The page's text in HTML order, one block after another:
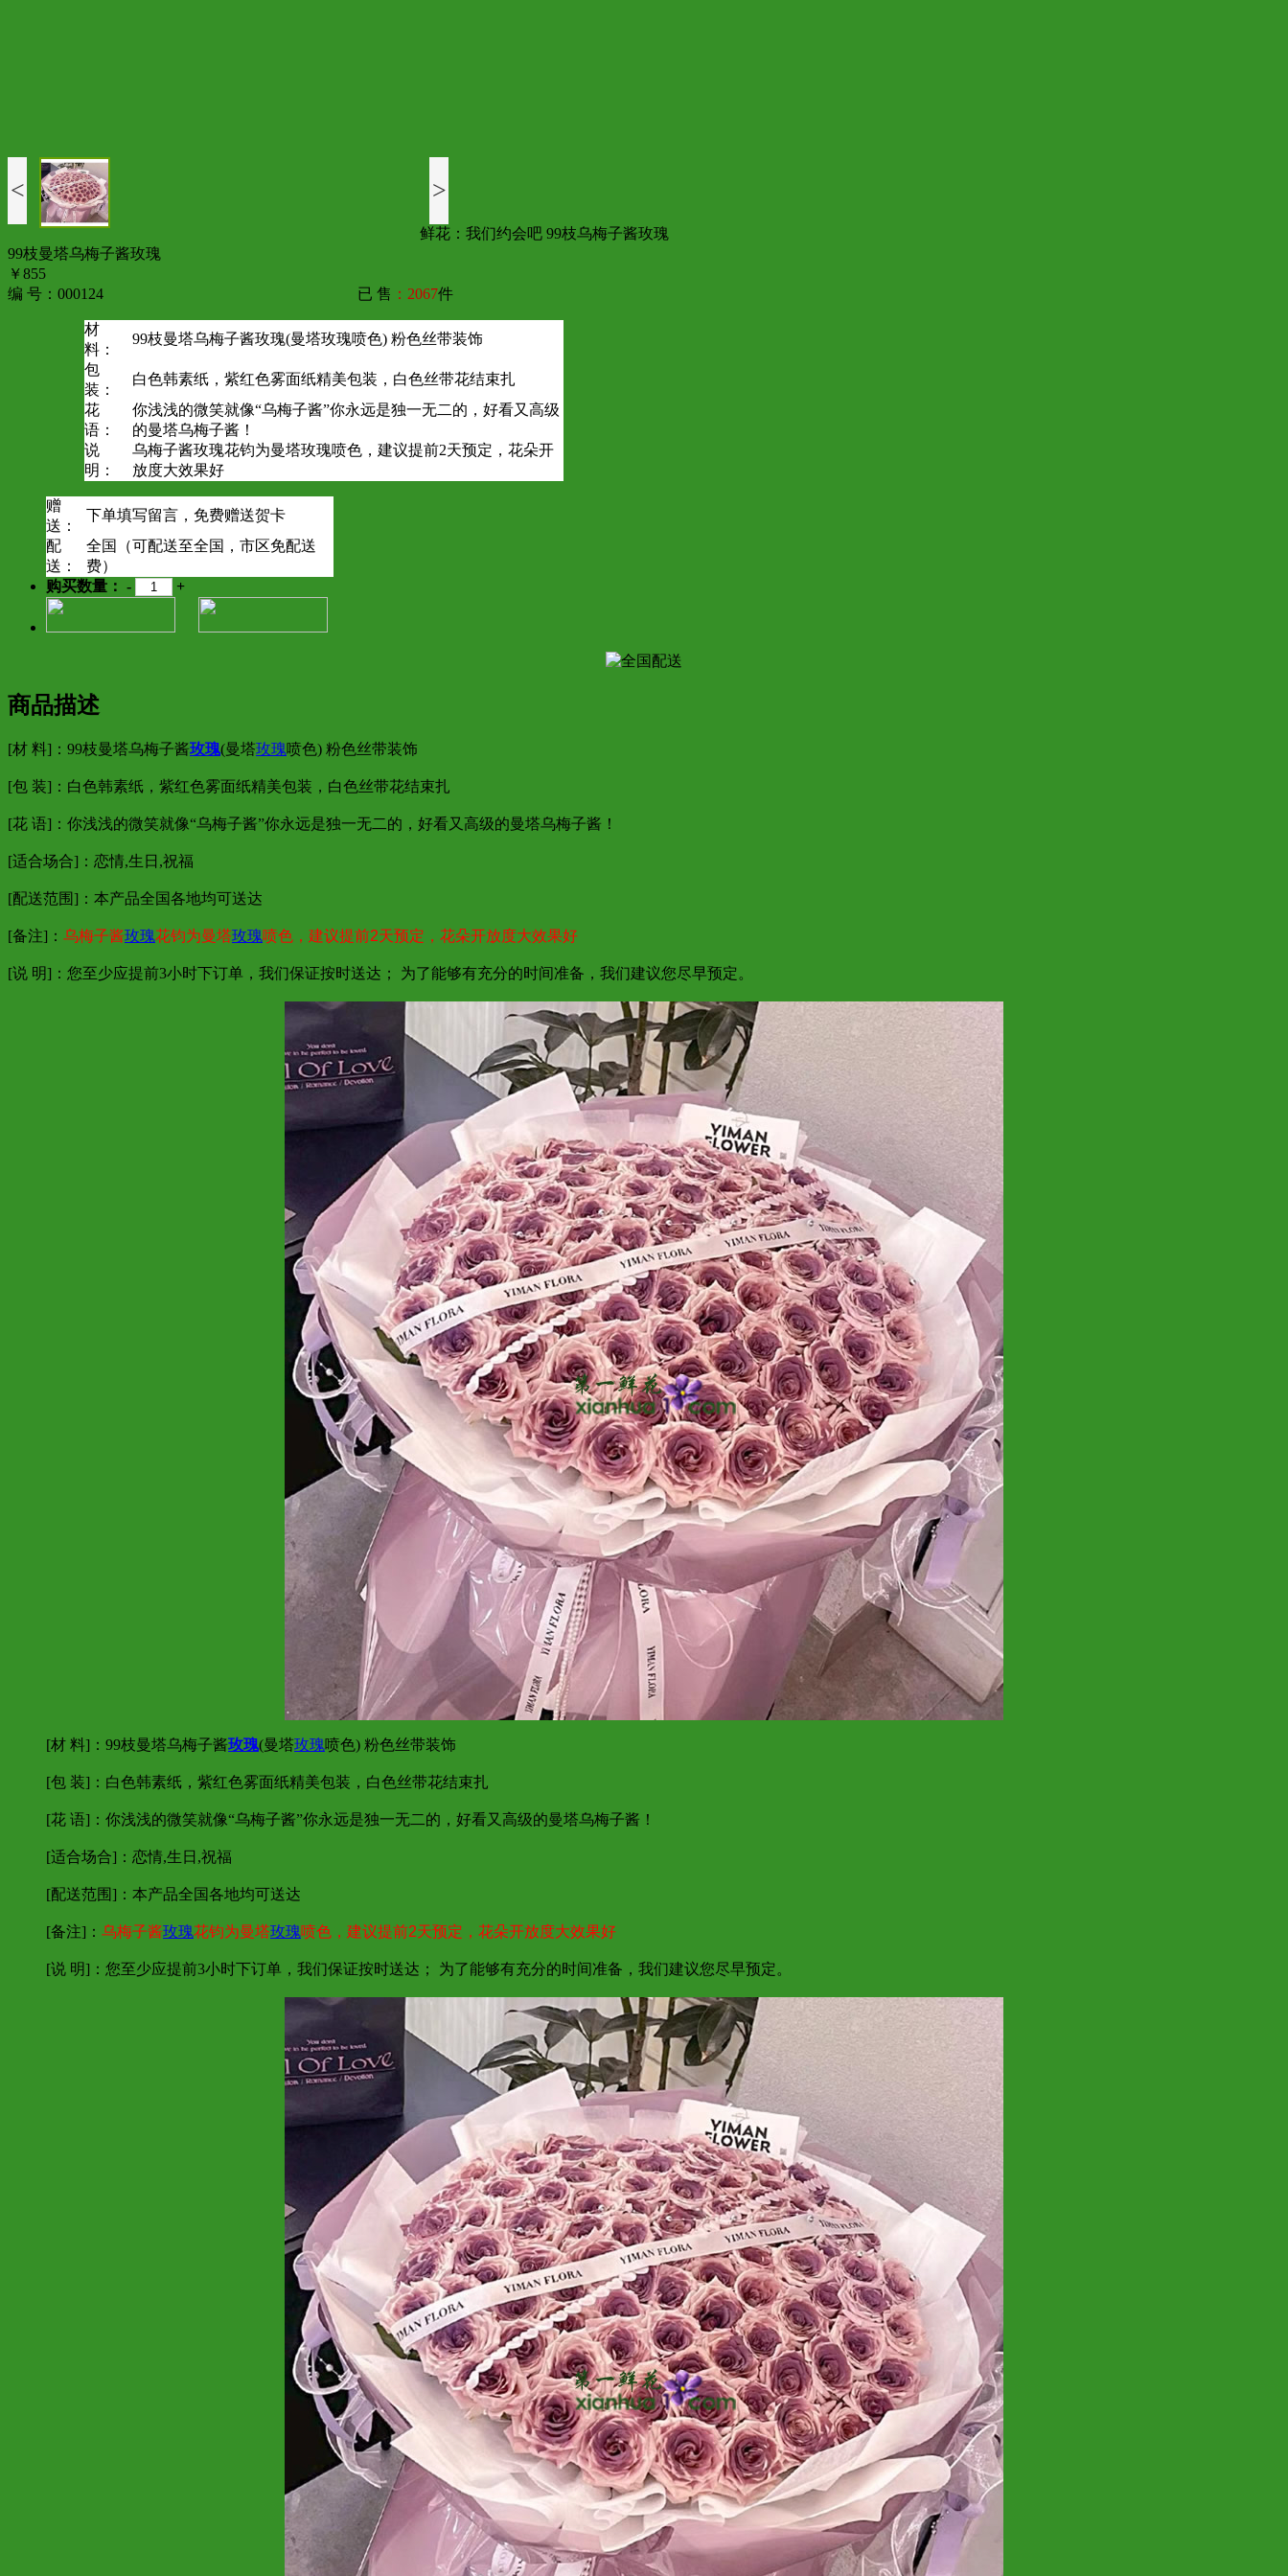
< >
鲜花：我们约会吧 99枝乌梅子酱玫瑰
99枝曼塔乌梅子酱玫瑰
￥855
编 号：000124
已 售 ：2067件
材
料：
99枝曼塔乌梅子酱玫瑰(曼塔玫瑰喷色) 粉色丝带装饰
包
装：
白色韩素纸，紫红色雾面纸精美包装，白色丝带花结束扎
花
语：
你浅浅的微笑就像“乌梅子酱”你永远是独一无二的，好看又高级
的曼塔乌梅子酱！
说
明：
乌梅子酱玫瑰花钧为曼塔玫瑰喷色，建议提前2天预定，花朵开
放度大效果好
赠
送：
下单填写留言，免费赠送贺卡
配
送：
全国（可配送至全国，市区免配送
费）
购买数量： - +
商品描述
[材 料]：99枝曼塔乌梅子酱玫瑰(曼塔玫瑰喷色) 粉色丝带装饰
[包 装]：白色韩素纸，紫红色雾面纸精美包装，白色丝带花结束扎
[花 语]：你浅浅的微笑就像“乌梅子酱”你永远是独一无二的，好看又高级的曼塔乌梅子酱！
[适合场合]：恋情,生日,祝福
[配送范围]：本产品全国各地均可送达
[备注]： 乌梅子酱玫瑰花钧为曼塔玫瑰喷色，建议提前2天预定，花朵开放度大效果好
[说 明]：您至少应提前3小时下订单，我们保证按时送达； 为了能够有充分的时间准备，我们建议您尽早预定。
[材 料]：99枝曼塔乌梅子酱玫瑰(曼塔玫瑰喷色) 粉色丝带装饰
[包 装]：白色韩素纸，紫红色雾面纸精美包装，白色丝带花结束扎
[花 语]：你浅浅的微笑就像“乌梅子酱”你永远是独一无二的，好看又高级的曼塔乌梅子酱！
[适合场合]：恋情,生日,祝福
[配送范围]：本产品全国各地均可送达
[备注]： 乌梅子酱玫瑰花钧为曼塔玫瑰喷色，建议提前2天预定，花朵开放度大效果好
[说 明]：您至少应提前3小时下订单，我们保证按时送达； 为了能够有充分的时间准备，我们建议您尽早预定。